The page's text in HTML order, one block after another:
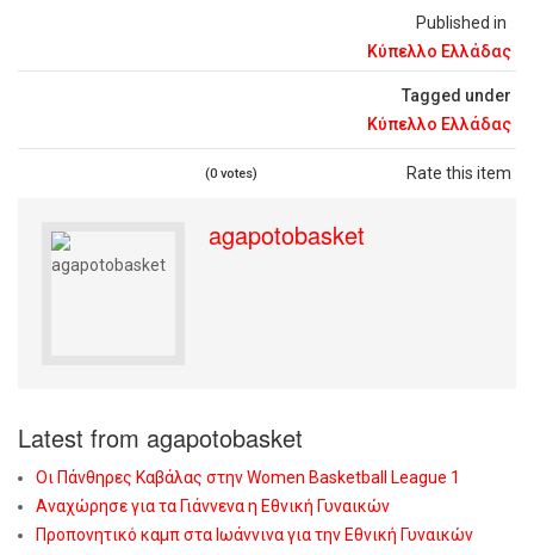
Published in
Κύπελλο Ελλάδας
Tagged under
Κύπελλο Ελλάδας
Rate this item
(0 votes)
agapotobasket
Latest from agapotobasket
Οι Πάνθηρες Καβάλας στην Women Basketball League 1
Αναχώρησε για τα Γιάννενα η Εθνική Γυναικών
Προπονητικό καμπ στα Ιωάννινα για την Εθνική Γυναικών